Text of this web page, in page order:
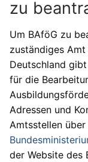
zu
Um BAföG zu
zuständiges
Deutschland
für die
Adressen und
Amtsstellen
der Website des